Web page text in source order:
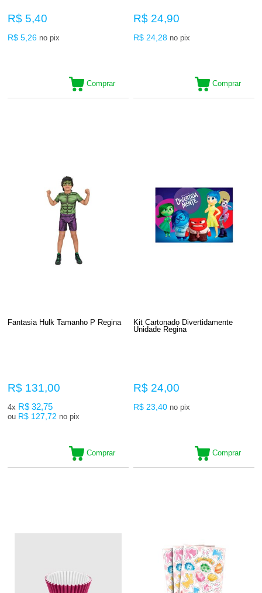
R$ 5,40
R$ 5,26 no pix
Comprar
R$ 24,90
R$ 24,28 no pix
Comprar
Fantasia Hulk Tamanho P Regina
R$ 131,00
4x R$ 32,75
ou R$ 127,72 no pix
Comprar
Kit Cartonado Divertidamente
Unidade Regina
R$ 24,00
R$ 23,40 no pix
Comprar